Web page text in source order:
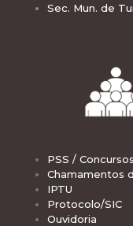
Sec. Mun. de
PSS /
Chamamentos
IPTU
Protocolo/SIC
Ouvidoria